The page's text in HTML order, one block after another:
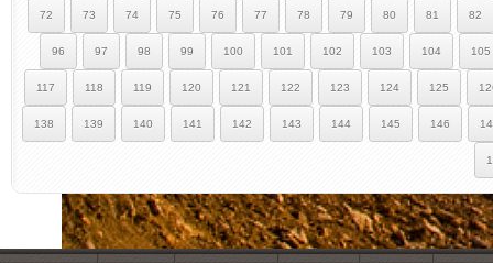
72 73 74 75 76 77 78 79 80 81 82
96 97 98 99 100 101 102 103 104 105
117 118 119 120 121 122 123 124 125
138 139 140 141 142 143 144 145 146